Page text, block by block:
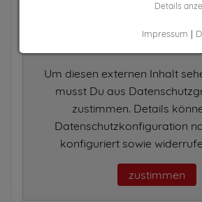
Um diesen externen Inhalt
musst Du aus
zustimmen. Details
Datenschutzkonfiguration
konfiguriert sowie
zustimmen
Details
Impressum |